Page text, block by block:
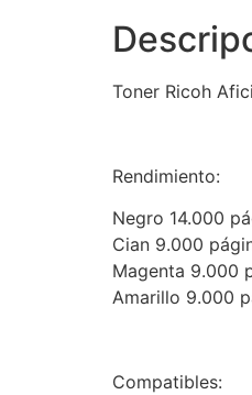
Toner Ricoh
Rendimiento:
Negro 14.000
Cian 9.000
Magenta 9.000
Amarillo 9.000
Compatibles: